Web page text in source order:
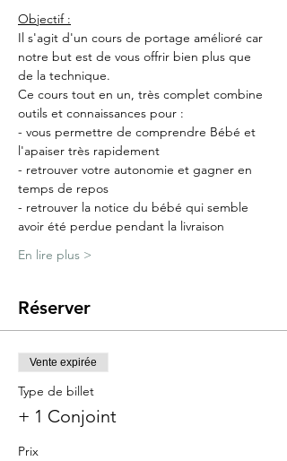
Objectif :
Il s'agit d'un cours de portage amélioré car
notre but est de vous offrir bien plus que
de la technique.
Ce cours tout en un, très complet combine
outils et connaissances pour :
- vous permettre de comprendre Bébé et
l'apaiser très rapidement
- retrouver votre autonomie et gagner en
temps de repos
- retrouver la notice du bébé qui semble
avoir été perdue pendant la livraison
En lire plus >
Réserver
Vente expirée
Type de billet
+ 1 Conjoint
Prix